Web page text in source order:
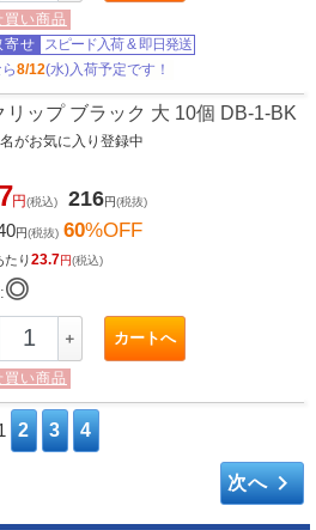
買い商品
寄せ
スピード入荷 & 即日発送
8/12(水)入荷予定です！
ップ ブラック 大 10個 DB-1-BK
名がお気に入り登録中
円(税込) 216円(税抜)
円(税抜) 60%OFF
たり23.7円(税込)
◎
＋ カートへ
買い商品
2 3 4
次へkeyboard_arrow_right